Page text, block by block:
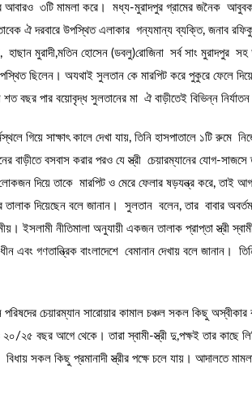
আবারও ৩টি মামলা করে। মধ্য-মুরাদপুর গ্রামের জনৈক আবুবকর
ঐ দরবারে উপস্থিত এলাকার গন্যমান্য ব্যক্তি, জনাব
মুরাদী,মতিন হোসেন (ডবলু)রোজিনা সর্ব সাং মুরাদপুর সহ
ছিলেন। অযথাই সুলতান কে মারপিট করে পুকুরে ফেলে
শত বছর পার বয়োবৃদ্ধ সুলতানের মা ঐ বাড়ীতেই বিভিন্ন
গিয়ে সাক্ষাৎ কালে দেখা যায়, তিনি হাসপাতালে ১টি
বাড়ীতে বসবাস করার পরও যে স্ত্রী চেয়ারম্যানের যোগ-
দিয়ে তাকে মারপিট ও মেরে ফেলার ষড়যন্ত্র করে,
তালাক দিয়েছেন বলে জানান। সুলতান বলেন, তার বাবার
ইসলামী নীতিমালা অনুযায়ী একজন তালাক প্রাপ্তা স্ত্রী
এবং গণতান্ত্রিক বাংলাদেশে বেমানান দেখায় বলে জানান।
চেয়ারম্যান সারোয়ার কামাল চঞ্চল সকল কিছু
২০/২৫ বছর আগে থেকে। তারা স্বামী-স্ত্রী দু,পক্ষই তার
সকল কিছু প্রমানাদী স্ত্রীর পক্ষে চলে যায়। আদালতে